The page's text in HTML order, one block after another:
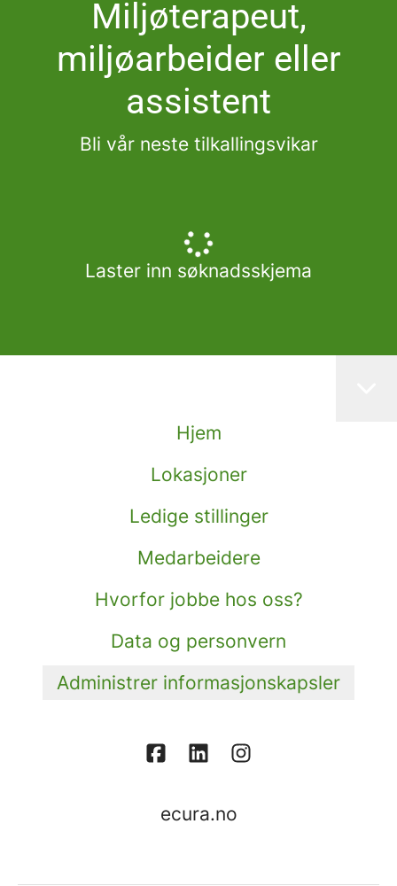
Miljøterapeut,
miljøarbeider eller
assistent
Bli vår neste tilkallingsvikar
Laster inn søknadsskjema
Hjem
Lokasjoner
Ledige stillinger
Medarbeidere
Hvorfor jobbe hos oss?
Data og personvern
Administrer informasjonskapsler
ecura.no